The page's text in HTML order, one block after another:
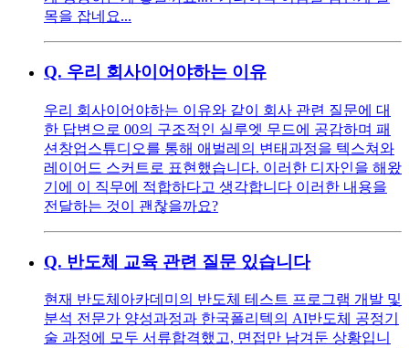
목을 잡네요...
Q. 우리 회사이어야하는 이유
우리 회사이어야하는 이유와 같이 회사 관련 질문에 대
한 답변으로 00의 구조적인 실루엣 무드에 공감하며 패
션창업스튜디오를 통해 애벌레의 변태과정을 텍스쳐와
레이어드 스커트로 표현했습니다. 이러한 디자인을 해왔
기에 이 직무에 적합하다고 생각합니다 이러한 내용을
전달하는 것이 괜찮을까요?
Q. 반도체 교육 관련 질문 있습니다
현재 반도체아카데미의 반도체 테스트 프로그램 개발 및
분석 전문가 양성과정과 한국폴리텍의 AI반도체 공정기
술 과정에 모두 서류합격했고, 면접만 남겨둔 상황입니